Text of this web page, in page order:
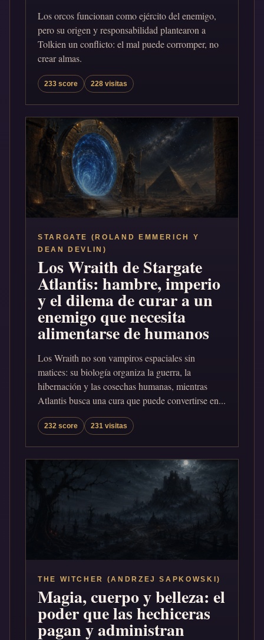
Los orcos funcionan como ejército del enemigo,
pero su origen y responsabilidad plantearon a
Tolkien un conflicto: el mal puede corromper, no
crear almas.
233 score 228 visitas
STARGATE (ROLAND EMMERICH Y
DEAN DEVLIN)
Los Wraith de Stargate
Atlantis: hambre, imperio
y el dilema de curar a un
enemigo que necesita
alimentarse de humanos
Los Wraith no son vampiros espaciales sin
matices: su biología organiza la guerra, la
hibernación y las cosechas humanas, mientras
Atlantis busca una cura que puede convertirse en...
232 score 231 visitas
THE WITCHER (ANDRZEJ SAPKOWSKI)
Magia, cuerpo y belleza: el
poder que las hechiceras
pagan y administran